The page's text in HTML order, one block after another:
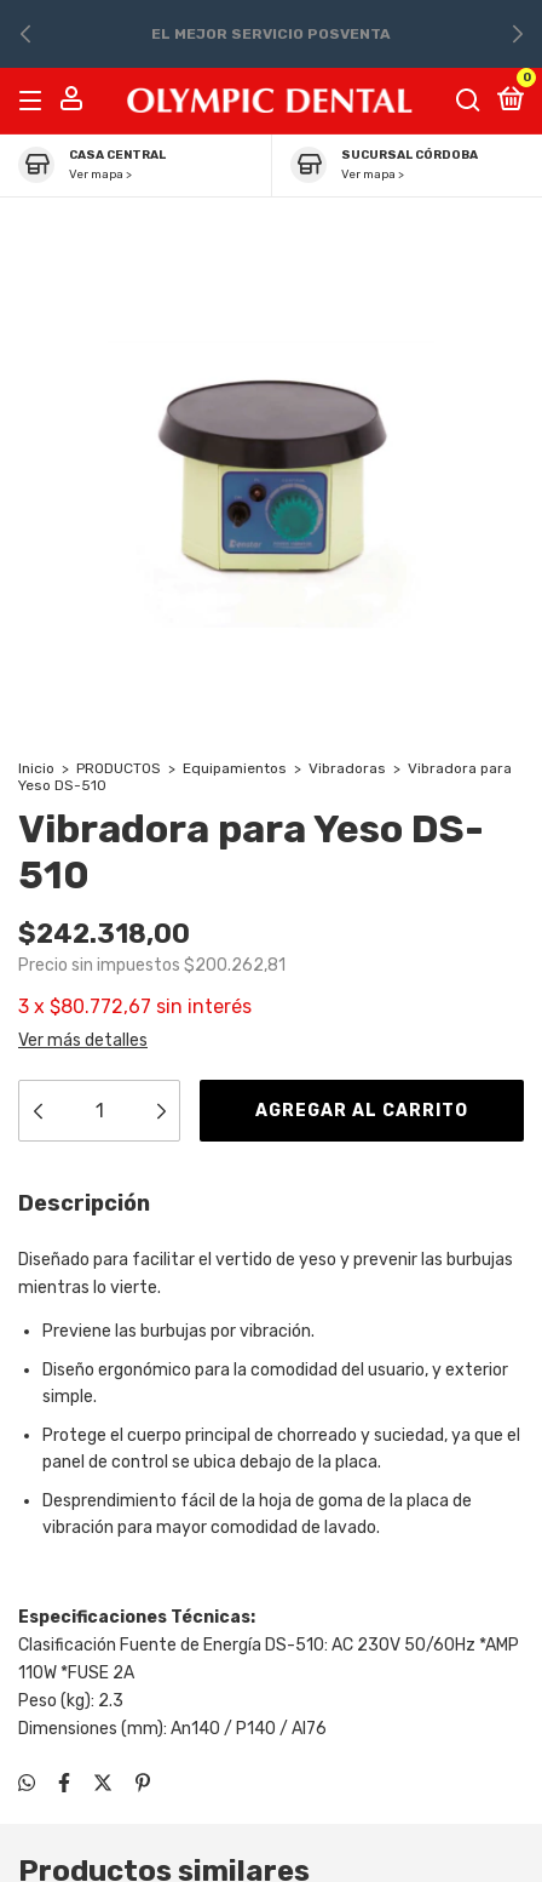
EL MEJOR SERVICIO POSVENTA
0
CASA CENTRAL
Ver mapa >
SUCURSAL CÓRDOBA
Ver mapa >
Inicio > PRODUCTOS > Equipamientos > Vibradoras > Vibradora para
Yeso DS-510
Vibradora para Yeso DS-
510
$242.318,00
Precio sin impuestos $200.262,81
3 x $80.772,67 sin interés
Ver más detalles
Descripción
Diseñado para facilitar el vertido de yeso y prevenir las burbujas
mientras lo vierte.
Previene las burbujas por vibración.
Diseño ergonómico para la comodidad del usuario, y exterior
simple.
Protege el cuerpo principal de chorreado y suciedad, ya que el
panel de control se ubica debajo de la placa.
Desprendimiento fácil de la hoja de goma de la placa de
vibración para mayor comodidad de lavado.
Especificaciones Técnicas:
Clasificación Fuente de Energía DS-510: AC 230V 50/60Hz *AMP
110W *FUSE 2A
Peso (kg): 2.3
Dimensiones (mm): An140 / P140 / Al76
Productos similares